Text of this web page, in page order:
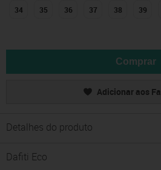
34 35 36 37 38 39
Comprar
Adicionar aos
Detalhes do produto
Dafiti Eco